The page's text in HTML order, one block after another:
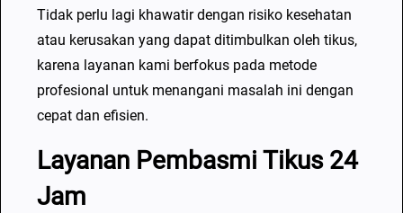
Tidak perlu lagi khawatir dengan risiko kesehatan
atau kerusakan yang dapat ditimbulkan oleh tikus,
karena layanan kami berfokus pada metode
profesional untuk menangani masalah ini dengan
cepat dan efisien.
Layanan Pembasmi Tikus 24
Jam